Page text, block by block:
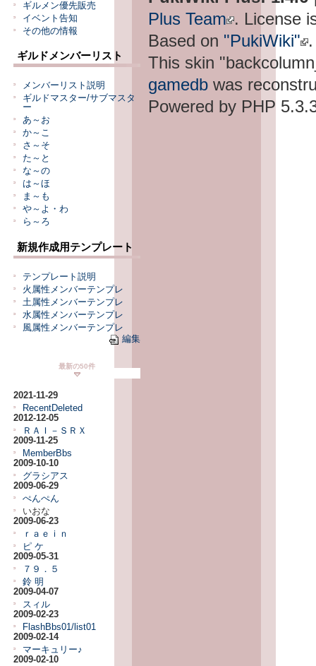
ギルメン優先販売
イベント告知
その他の情報
ギルドメンバーリスト
メンバーリスト説明
ギルドマスター/サブマスタ
ー
あ～お
か～こ
さ～そ
た～と
な～の
は～ほ
ま～も
や～よ・わ
ら～ろ
新規作成用テンプレート
テンプレート説明
火属性メンバーテンプレ
土属性メンバーテンプレ
水属性メンバーテンプレ
風属性メンバーテンプレ
編集
最新の50件
2021-11-29
RecentDeleted
2012-12-05
ＲＡＩ－ＳＲＸ
2009-11-25
MemberBbs
2009-10-10
グラシアス
2009-06-29
ぺんぺん
いおな
2009-06-23
ｒａｅｉｎ
ピ ケ
2009-05-31
７９．５
鈴 明
2009-04-07
スィル
2009-02-23
FlashBbs01/list01
2009-02-14
マーキュリー♪
2009-02-10
Plus Team . License
Based on "PukiWiki" .
This skin
gamedb was
Powered by PHP